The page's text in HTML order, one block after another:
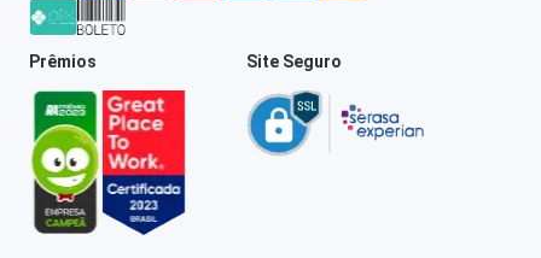
Prêmios Site Seguro